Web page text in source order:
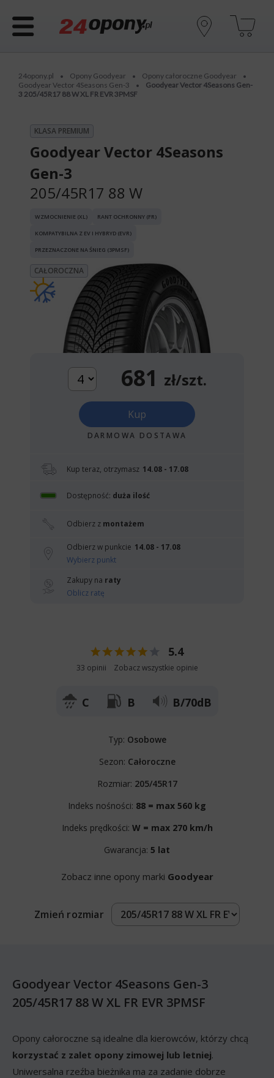
24opony.pl • Opony Goodyear • Opony całoroczne Goodyear •
Goodyear Vector 4Seasons Gen-3 •
Goodyear Vector 4Seasons Gen-
3 205/45R17 88 W XL FR EVR 3PMSF
KLASA PREMIUM
Goodyear Vector 4Seasons
Gen-3
205/45R17 88 W
WZMOCNIENIE (XL) RANT OCHRONNY (FR)
KOMPATYBILNA Z EV I HYBRYD (EVR)
PRZEZNACZONE NA ŚNIEG (3PMSF)
CAŁOROCZNA
681 zł/szt.
Kup
DARMOWA DOSTAWA
Kup teraz, otrzymasz 14.08 - 17.08
Dostępność: duża ilość
Odbierz z montażem
Odbierz w punkcie 14.08 - 17.08
Wybierz punkt
Zakupy na raty
Oblicz ratę
5.4
33 opinii Zobacz wszystkie opinie
C B B/70dB
Typ: Osobowe
Sezon: Całoroczne
Rozmiar: 205/45R17
Indeks nośności: 88 = max 560 kg
Indeks prędkości: W = max 270 km/h
Gwarancja: 5 lat
Zobacz inne opony marki Goodyear
Zmień rozmiar
Goodyear Vector 4Seasons Gen-3
205/45R17 88 W XL FR EVR 3PMSF
Opony całoroczne są idealne dla kierowców, którzy chcą
korzystać z zalet opony zimowej lub letniej.
Uniwersalna rzeźba bieżnika ma za zadanie dobrze